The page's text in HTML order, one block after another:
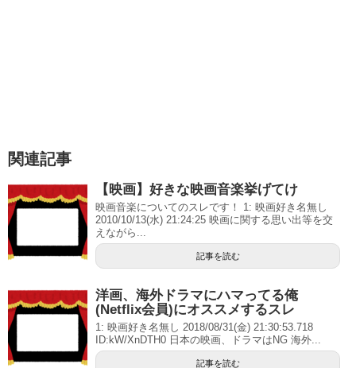
関連記事
【映画】好きな映画音楽挙げてけ
映画音楽についてのスレです！ 1: 映画好き名無し
2010/10/13(水) 21:24:25 映画に関する思い出等を交
えながら...
記事を読む
洋画、海外ドラマにハマってる俺
(Netflix会員)にオススメするスレ
1: 映画好き名無し 2018/08/31(金) 21:30:53.718
ID:kW/XnDTH0 日本の映画、ドラマはNG 海外...
記事を読む